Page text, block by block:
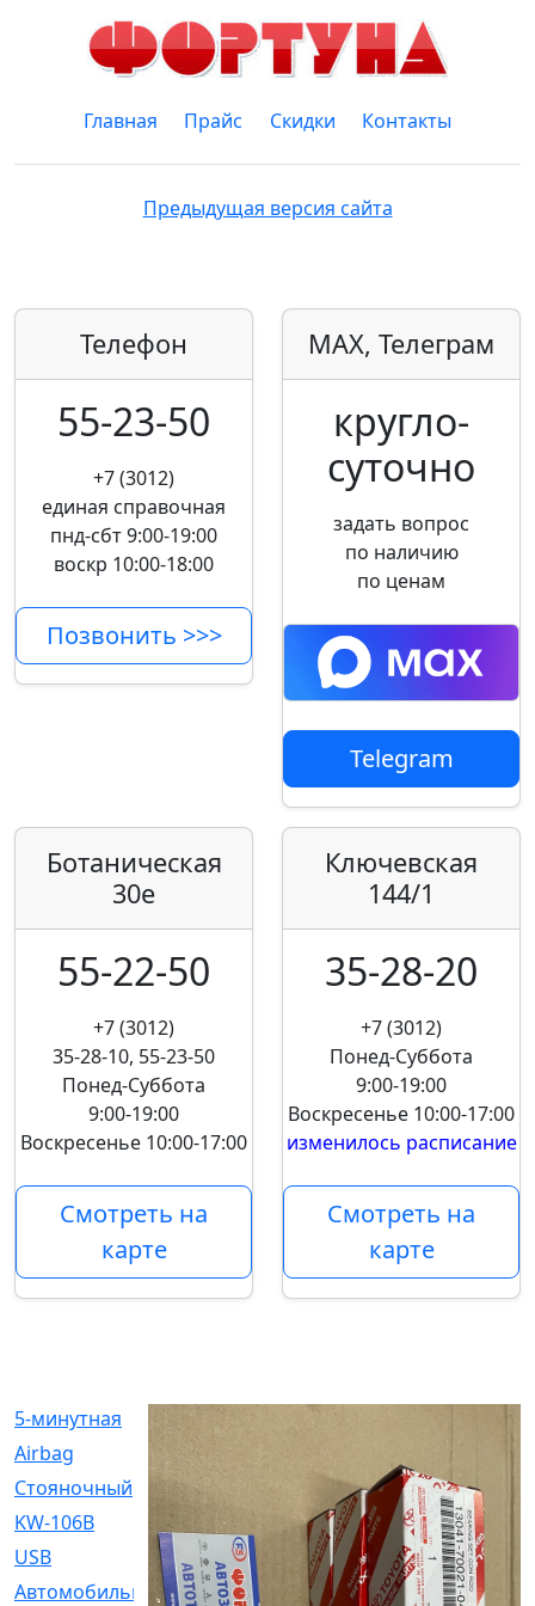
Главная Прайс Скидки Контакты
Предыдущая версия сайта
Телефон
55-23-50
+7 (3012)
единая справочная
пнд-сбт 9:00-19:00
воскр 10:00-18:00
Позвонить >>>
MAX, Телеграм
кругло­
суточно
задать вопрос
по наличию
по ценам
Telegram
Ботаническая
30е
55-22-50
+7 (3012)
35-28-10, 55-23-50
Понед-Суббота
9:00-19:00
Воскресенье 10:00-17:00
Смотреть на
карте
Ключевская
144/1
35-28-20
+7 (3012)
Понед-Суббота
9:00-19:00
Воскресенье 10:00-17:00
изменилось расписание
Смотреть на
карте
5-минутная
Airbag
[18]
Cтояночный
[1]
KW-106B
USB
[6]
Автомобильное
[6]